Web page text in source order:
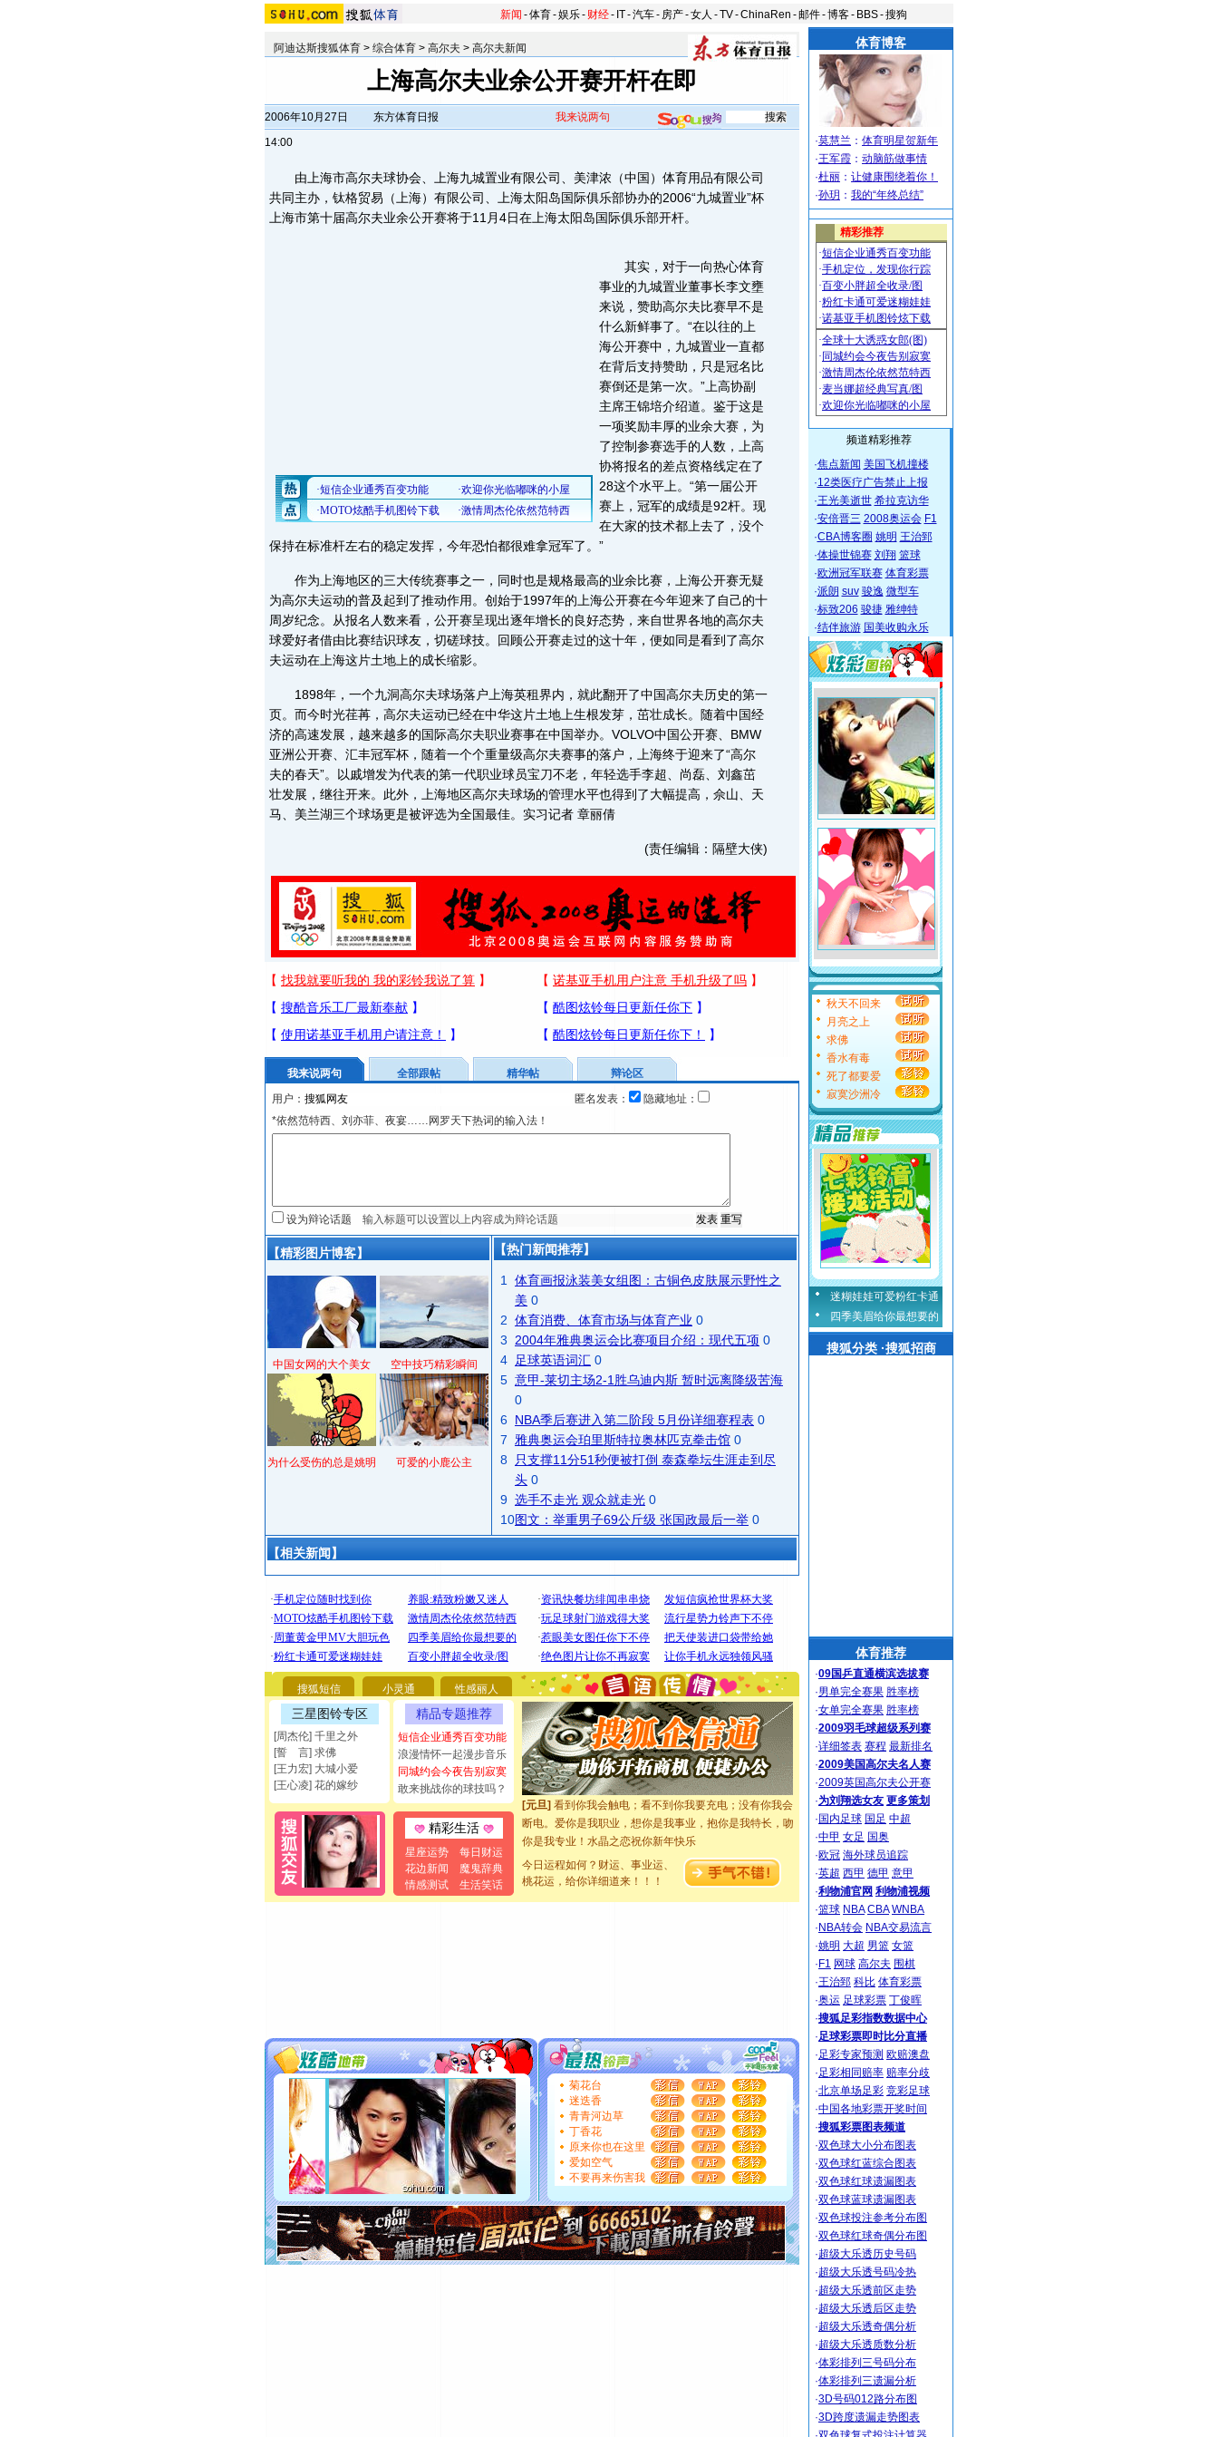
新闻 -体育-娱乐- 财经- IT-汽车- 房产-女人 -TV-ChinaRen -邮件-博客- BBS-搜狗
阿迪达斯搜狐体育 > 综合体育 > 高尔夫 > 高尔夫新闻
上海高尔夫业余公开赛开杆在即
2006年10月27日
14:00
东方体育日报 我来说两句
由上海市高尔夫球协会、上海九城置业有限公司、美津浓（中国）体育用品有限公司
共同主办，钛格贸易（上海）有限公司、上海太阳岛国际俱乐部协办的2006“九城置业”杯
上海市第十届高尔夫业余公开赛将于11月4日在上海太阳岛国际俱乐部开杆。
其实，对于一向热心体育
事业的九城置业董事长李文壅
来说，赞助高尔夫比赛早不是
什么新鲜事了。“在以往的上
海公开赛中，九城置业一直都
在背后支持赞助，只是冠名比
赛倒还是第一次。”上高协副
主席王锦培介绍道。鉴于这是
一项奖励丰厚的业余大赛，为
了控制参赛选手的人数，上高
协将报名的差点资格线定在了
28这个水平上。“第一届公开
赛上，冠军的成绩是92杆。现
在大家的技术都上去了，没个
保持在标准杆左右的稳定发挥，今年恐怕都很难拿冠军了。”
作为上海地区的三大传统赛事之一，同时也是规格最高的业余比赛，上海公开赛无疑
为高尔夫运动的普及起到了推动作用。创始于1997年的上海公开赛在今年迎来了自己的十
周岁纪念。从报名人数来看，公开赛呈现出逐年增长的良好态势，来自世界各地的高尔夫
球爱好者借由比赛结识球友，切磋球技。回顾公开赛走过的这十年，便如同是看到了高尔
夫运动在上海这片土地上的成长缩影。
1898年，一个九洞高尔夫球场落户上海英租界内，就此翻开了中国高尔夫历史的第一
页。而今时光荏苒，高尔夫运动已经在中华这片土地上生根发芽，茁壮成长。随着中国经
济的高速发展，越来越多的国际高尔夫职业赛事在中国举办。VOLVO中国公开赛、BMW
亚洲公开赛、汇丰冠军杯，随着一个个重量级高尔夫赛事的落户，上海终于迎来了“高尔
夫的春天”。以戚增发为代表的第一代职业球员宝刀不老，年轻选手李超、尚磊、刘鑫茁
壮发展，继往开来。此外，上海地区高尔夫球场的管理水平也得到了大幅提高，佘山、天
马、美兰湖三个球场更是被评选为全国最佳。实习记者 章丽倩
(责任编辑：隔壁大侠)
我来说两句 全部跟帖 精华帖
辩论区
用户：
匿名发表：
隐藏地址：
*依然范特西、刘亦菲、夜宴……网罗天下热词的输入法！
设为辩论话题
【精彩图片博客】
中国女网的大个美女 空中技巧精彩瞬间
为什么受伤的总是姚明 可爱的小鹿公主
【热门新闻推荐】
1
体育画报泳装美女组图：古铜色皮肤展示野性之
美 0
2 体育消费、体育市场与体育产业 0
3
2004年雅典奥运会比赛项目介绍：现代五项 0
4
足球英语词汇 0
5 意甲-莱切主场2-1胜乌迪内斯 暂时远离降级苦海
0
6 NBA季后赛进入第二阶段 5月份详细赛程表 0
7
雅典奥运会珀里斯特拉奥林匹克拳击馆 0
8
只支撑11分51秒便被打倒 泰森拳坛生涯走到尽
头 0
9 选手不走光 观众就走光 0
10图文：举重男子69公斤级 张国政最后一举 0
【相关新闻】
搜狐短信 小灵通 性感丽人
三星图铃专区
[周杰伦] 千里之外
[誓 言] 求佛
[王力宏] 大城小爱
[王心凌] 花的嫁纱
精品专题推荐
短信企业通秀百变功能
浪漫情怀一起漫步音乐
同城约会今夜告别寂寞
敢来挑战你的球技吗？
精彩生活
星座运势
每日财运
花边新闻
魔鬼辞典
情感测试
生活笑话
[圣诞节] 圣诞节到了，想想没什么送给你的，又不打算给
要平安！千万要知足！千万不要忘记我！
[圣诞节]不只这样的日子才会想起你,而是这样的日子才
能正大光明地骚扰你,告诉你,圣诞要快乐!新年要快乐!天天
都要快乐噢!
[圣诞节]奉上一颗祝福的心,在这个特别的日子里,愿幸福,
如意,快乐,鲜花,一切美好的祝愿与你同在.圣诞快乐!
[元旦]看到你我会触电；看不到你我要充电；没有你我会
断电。爱你是我职业，想你是我事业，抱你是我特长，吻
你是我专业！水晶之恋祝你新年快乐
[元旦] 如果上天让我许三个愿望，一是今生今世和你在一
起；二是再生再世和你在一起；三是三生三世和你不再分
离。水晶之恋祝你新年快乐
[元旦]当我狠下心扭头离去那一刻，你在我身后无助地哭
送你一棵薰衣草，愿你新年快乐！
[圣诞节]圣诞节到了，想想没什么送给你的，又不打算给
你太多，只有给你五千万：千万快乐！千万要健康！千万
要平安！千万要知足！千万不要忘记我！
[圣诞节]不只这样的日子才会想起你,而是这样的日子才
能正大光明地骚扰你,告诉你,圣诞要快乐!新年要快乐!天天
都要快乐噢!
[圣诞节]奉上一颗祝福的心,在这个特别的日子里,愿幸福,
如意,快乐,鲜花,一切美好的祝愿与你同在.圣诞快乐!
[元旦]看到你我会触电；看不到你我要充电；没有你我会
断电。爱你是我职业，想你是我事业，抱你是我特长，吻
你是我专业！水晶之恋祝你新年快乐
[元旦]如果上天让我许三个愿望，一是今生今世和你在一
今日运程如何？财运、事业运、
桃花运，给你详细道来！！！
菊花台
迷迭香
青青河边草
丁香花
原来你也在这里
爱如空气
不要再来伤害我
体育博客
·莫慧兰 ： 体育明星贺新年
·王军霞 ： 动脑筋做事情
·杜丽 ： 让健康围绕着你！
·孙玥 ： 我的“年终总结”
频道精彩推荐
·焦点新闻 美国飞机撞楼
·12类医疗广告禁止上报
·王光美逝世 希拉克访华
·安倍晋三 2008奥运会 F1
·CBA博客圈 姚明 王治郅
·体操世锦赛 刘翔 篮球
·欧洲冠军联赛 体育彩票
·派朗 suv 骏逸 微型车
·标致206 骏捷 雅绅特
·结伴旅游 国美收购永乐
秋天不回来
月亮之上
求佛
香水有毒
死了都要爱
寂寞沙洲冷
迷糊娃娃可爱粉红卡通
四季美眉给你最想要的
搜狐分类 ·搜狐招商
体育推荐
·09国乒直通横滨选拔赛
·男单完全赛果 胜率榜
·女单完全赛果 胜率榜
·2009羽毛球超级系列赛
·详细签表 赛程 最新排名
·2009美国高尔夫名人赛
·2009英国高尔夫公开赛
·为刘翔选女友 更多策划
· 国内足球 国足 中超
·中甲 女足 国奥
·欧冠 海外球员追踪
·英超 西甲 德甲 意甲
·利物浦官网 利物浦视频
·篮球 NBA CBA WNBA
· NBA转会 NBA交易流言
·姚明 大超 男篮 女篮
· F1 网球 高尔夫 围棋
·王治郅 科比 体育彩票
·奥运 足球彩票 丁俊晖
·搜狐足彩指数数据中心
·足球彩票即时比分直播
·足彩专家预测 欧赔澳盘
·足彩相同赔率 赔率分歧
·北京单场足彩 竞彩足球
·中国各地彩票开奖时间
·搜狐彩票图表频道
·双色球大小分布图表
·双色球红蓝综合图表
·双色球红球遗漏图表
·双色球蓝球遗漏图表
·双色球投注参考分布图
·双色球红球奇偶分布图
·超级大乐透历史号码
·超级大乐透号码冷热
·超级大乐透前区走势
·超级大乐透后区走势
·超级大乐透奇偶分析
·超级大乐透质数分析
·体彩排列三号码分布
·体彩排列三遗漏分析
·3D号码012路分布图
·3D跨度遗漏走势图表